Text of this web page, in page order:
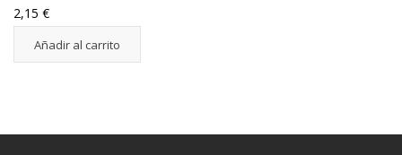
2,15 €
Añadir al carrito